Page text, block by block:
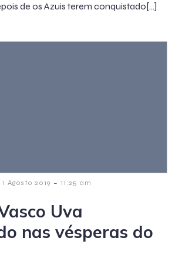
de os Azuis terem conquistado[…]
1 Agosto 2019 - 11:25 am
Uva
nas vésperas do